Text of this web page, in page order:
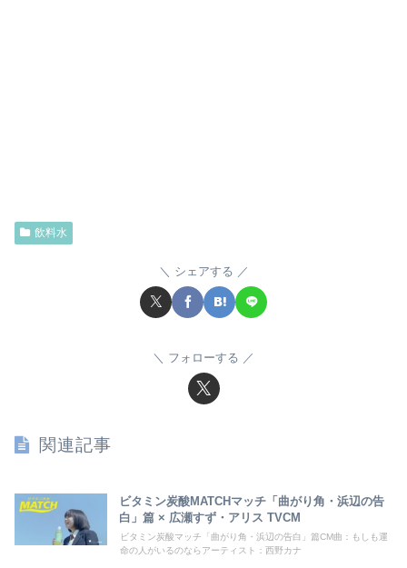
飲料水
シェアする
フォローする
関連記事
ビタミン炭酸MATCHマッチ「曲がり角・浜辺の告
白」篇 × 広瀬すず・アリス TVCM
ビタミン炭酸マッチ「曲がり角・浜辺の告白」篇CM曲：もしも運
命の人がいるのならアーティスト：西野カナ